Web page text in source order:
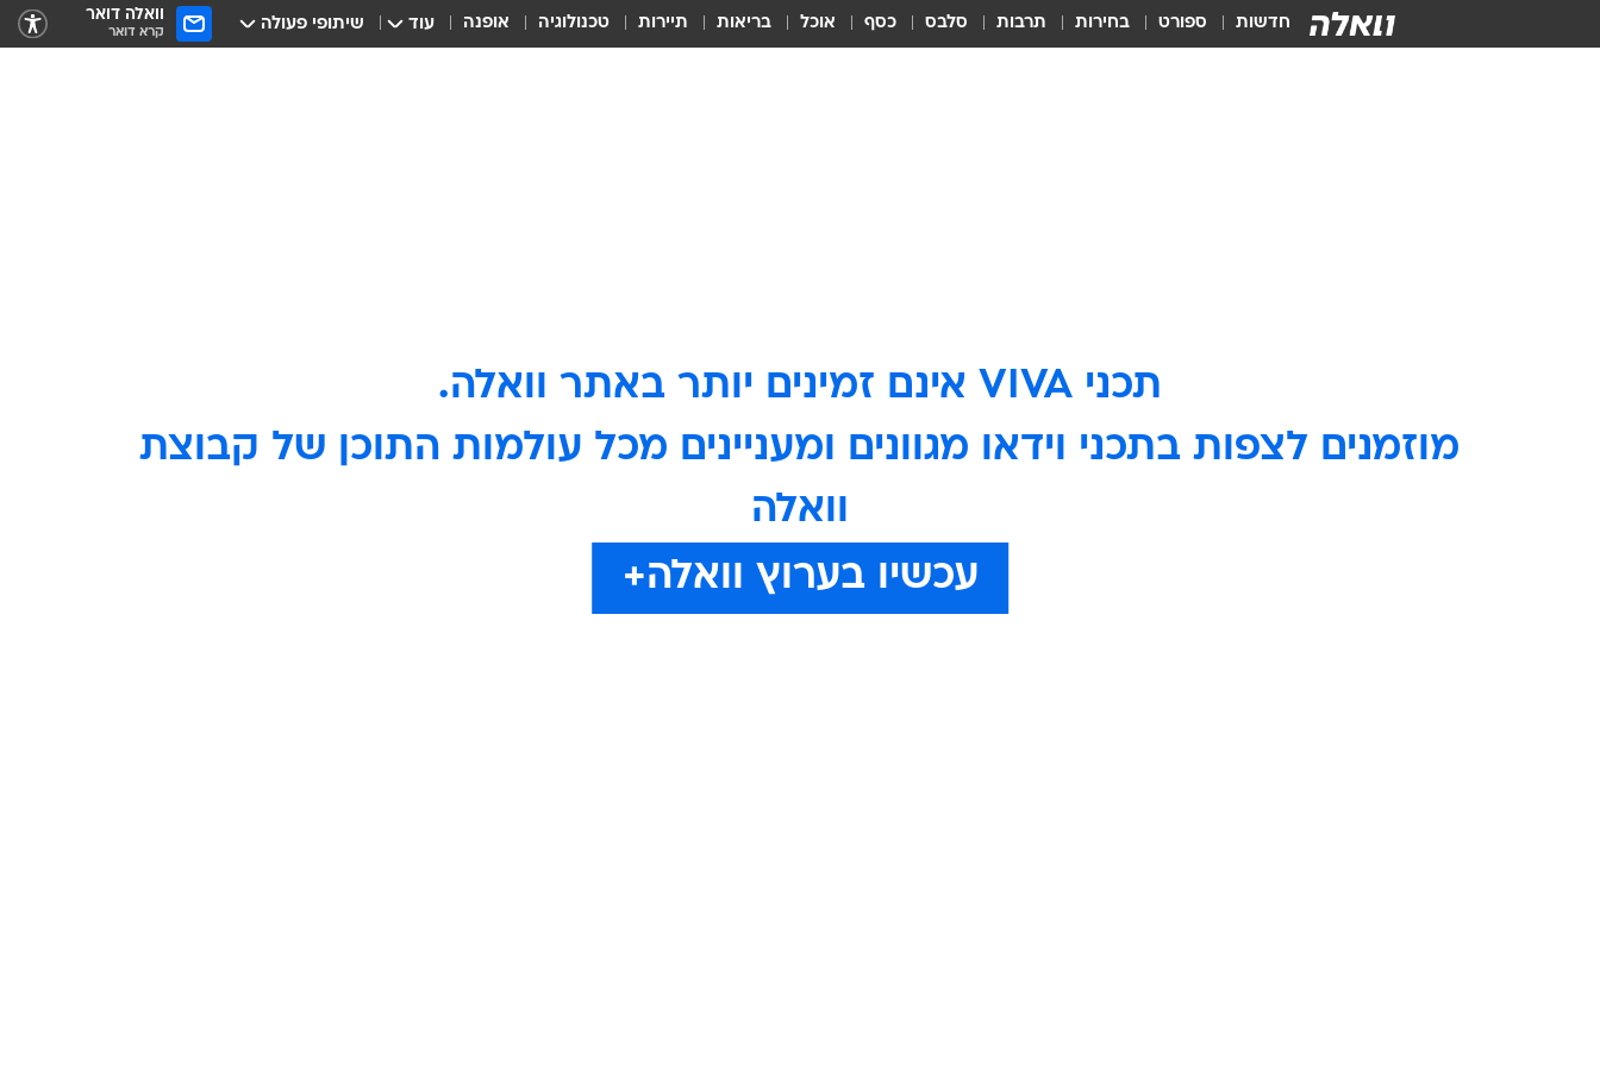
חדשות ספורט בחירות תרבות סלבס כסף אוכל בריאות תיירות טכנולוגיה אופנה עוד שיתופי פעולה וואלה דואר
קרא דואר
תכני VIVA אינם זמינים יותר באתר וואלה.
מוזמנים לצפות בתכני וידאו מגוונים ומעניינים מכל עולמות התוכן של קבוצת
וואלה
עכשיו בערוץ וואלה+